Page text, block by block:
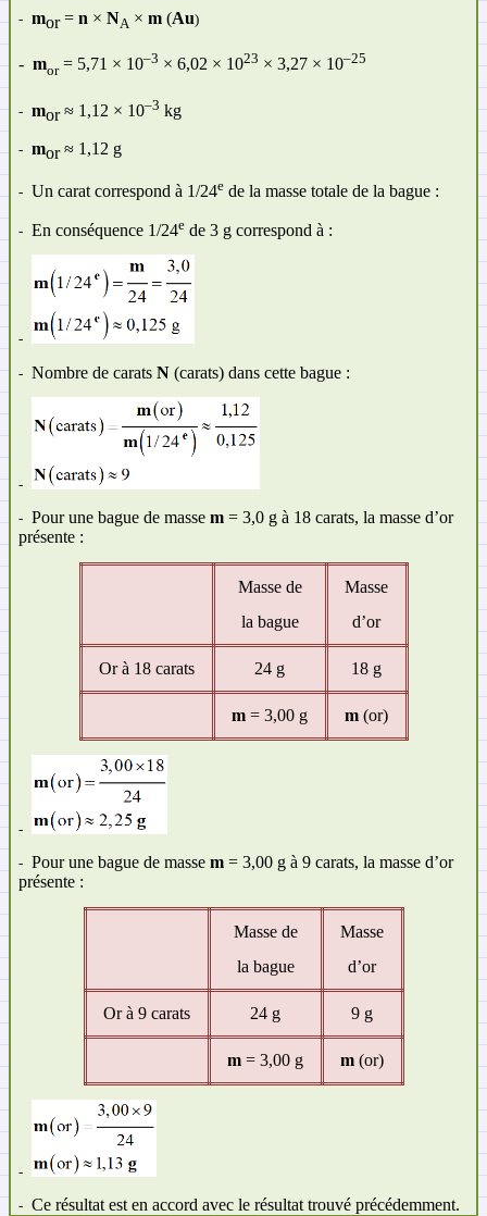
- mor=n ×NA ×m (Au)
- mor= 5,71 × 10–3 × 6,02 × 1023 × 3,27 × 10–25
- mor≈ 1,12 × 10–3 kg
- mor≈ 1,12 g
- Un carat correspond à 1/24e de la masse totale de la bague :
- En conséquence 1/24e de 3 g correspond à :
-
- Nombre de caratsN (carats) dans cette bague :
-
- Pour une bague de massem = 3,0 g à 18 carats, la masse d’or
présente :
Masse de
la bague
Masse
d’or
Or à 18 carats 24 g 18 g
m = 3,00 g m (or)
-
- Pour une bague de massem = 3,00 g à 9 carats, la masse d’or
présente :
Masse de
la bague
Masse
d’or
Or à 9 carats 24 g 9 g
m = 3,00 g m (or)
-
- Ce résultat est en accord avec le résultat trouvé précédemment.